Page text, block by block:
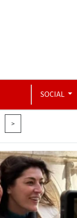
SOCIAL
>